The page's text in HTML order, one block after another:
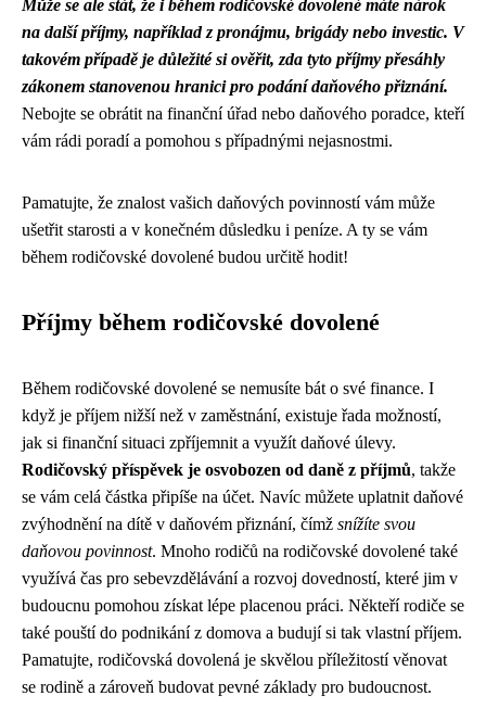
Může se ale stát, že i během rodičovské dovolené máte nárok
na další příjmy, například z pronájmu, brigády nebo investic. V
takovém případě je důležité si ověřit, zda tyto příjmy přesáhly
zákonem stanovenou hranici pro podání daňového přiznání.
Nebojte se obrátit na finanční úřad nebo daňového poradce, kteří
vám rádi poradí a pomohou s případnými nejasnostmi.
Pamatujte, že znalost vašich daňových povinností vám může
ušetřit starosti a v konečném důsledku i peníze. A ty se vám
během rodičovské dovolené budou určitě hodit!
Příjmy během rodičovské dovolené
Během rodičovské dovolené se nemusíte bát o své finance. I
když je příjem nižší než v zaměstnání, existuje řada možností,
jak si finanční situaci zpříjemnit a využít daňové úlevy.
Rodičovský příspěvek je osvobozen od daně z příjmů, takže
se vám celá částka připíše na účet. Navíc můžete uplatnit daňové
zvýhodnění na dítě v daňovém přiznání, čímž snížíte svou
daňovou povinnost. Mnoho rodičů na rodičovské dovolené také
využívá čas pro sebevzdělávání a rozvoj dovedností, které jim v
budoucnu pomohou získat lépe placenou práci. Někteří rodiče se
také pouští do podnikání z domova a budují si tak vlastní příjem.
Pamatujte, rodičovská dovolená je skvělou příležitostí věnovat
se rodině a zároveň budovat pevné základy pro budoucnost.